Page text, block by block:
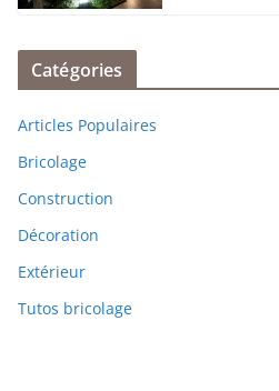
Catégories
Articles Populaires
Bricolage
Construction
Décoration
Extérieur
Tutos bricolage